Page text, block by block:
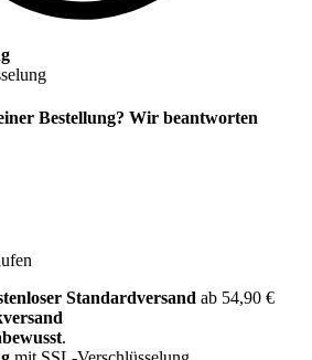
Bestellung? Wir beantworten
Standardversand ab 54,90 €
.